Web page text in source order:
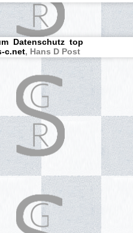
Datenschutz top
c.net, Hans D Post